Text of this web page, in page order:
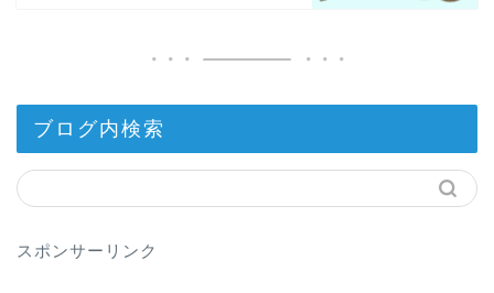
ブログ内検索
スポンサーリンク